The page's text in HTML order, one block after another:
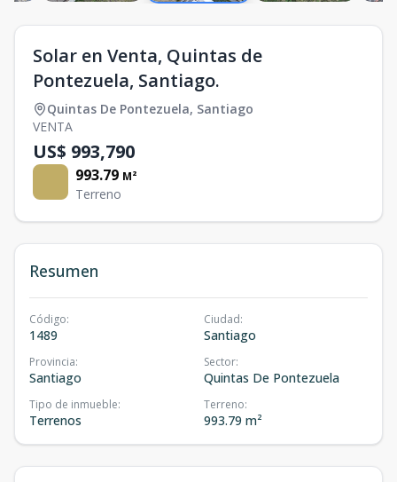
Solar en Venta, Quintas de
Pontezuela, Santiago.
Quintas De Pontezuela, Santiago
VENTA
US$ 993,790
993.79 M²
Terreno
Resumen
Código:
1489
Ciudad:
Santiago
Provincia:
Santiago
Sector:
Quintas De Pontezuela
Tipo de inmueble:
Terrenos
Terreno:
993.79 m²